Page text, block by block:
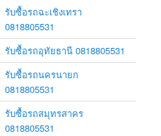
รับซื้อรถฉะเชิงเทรา
0818805531
รับซื้อรถอุทัยธานี 0818805531
รับซื้อรถนครนายก
0818805531
รับซื้อรถสมุทรสาคร
0818805531